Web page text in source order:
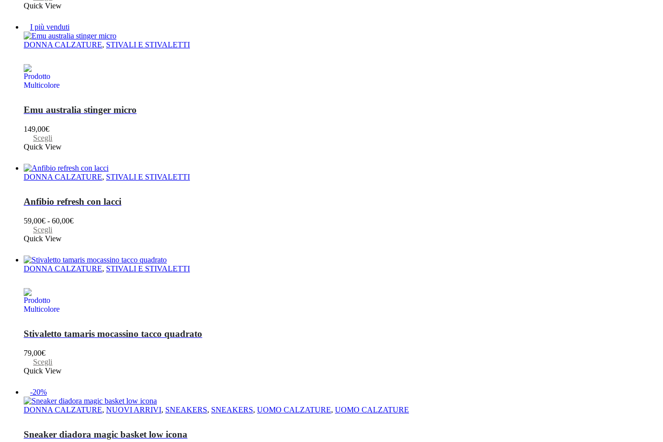
prodotto
originale
179,00€.
prodotto
più
varianti.
Le
opzioni
prodotto
Quick View
I più venduti
DONNA CALZATURE, STIVALI E STIVALETTI
Emu australia stinger micro
149,00€
Scegli
prodotto
più
varianti.
Le
possono
essere
scelte
nella
Quick View
DONNA CALZATURE, STIVALI E STIVALETTI
Anfibio refresh con lacci
59,00€ - 60,00€Fascia
59,00€
a
60,00€
Scegli
prodotto
più
varianti.
Le
del
Quick View
DONNA CALZATURE, STIVALI E STIVALETTI
Stivaletto tamaris mocassino tacco quadrato
79,00€
Scegli
prodotto
varianti.
Le
opzioni
essere
Quick View
-20%
DONNA CALZATURE, NUOVI ARRIVI, SNEAKERS, SNEAKERS, UOMO CALZATURE, UOMO CALZATURE
Sneaker diadora magic basket low icona